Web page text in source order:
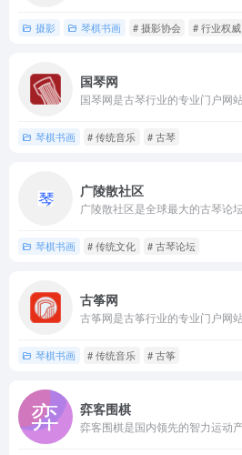
摄影 琴棋书画 # 摄影协会 # 行业权威
国琴网
琴棋书画 # 传统音乐 # 古琴
广陵散社区
琴棋书画 # 传统文化 # 古琴论坛
古筝网
琴棋书画 # 传统音乐 # 古筝
弈客围棋